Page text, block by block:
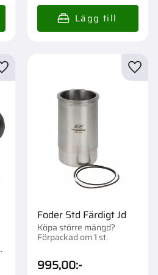
Lägg till i favoriter
Foder Std Färdigt Jd
Köpa större mängd?
Förpackad om 1 st.
995,00:-